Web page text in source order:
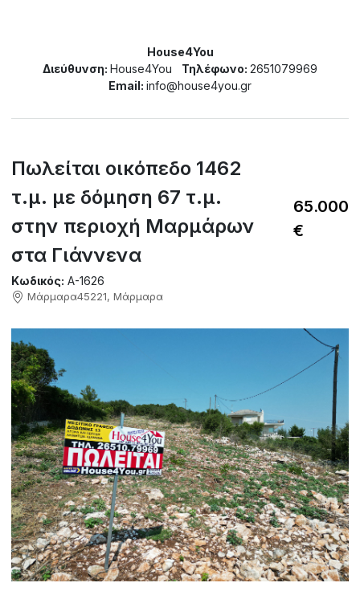
House4You
Διεύθυνση: House4You Τηλέφωνο: 2651079969
Email: info@house4you.gr
Πωλείται οικόπεδο 1462
τ.μ. με δόμηση 67 τ.μ.
στην περιοχή Μαρμάρων
στα Γιάννενα
Κωδικός: A-1626
Μάρμαρα45221, Μάρμαρα
65.000
€